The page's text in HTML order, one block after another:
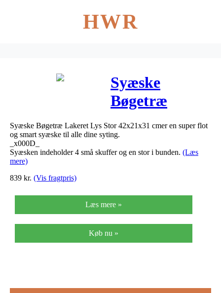
HWR
Syæske
Bøgetræ
Lakeret Lys
Stor 42x21x31
cm
Syæske Bøgetræ Lakeret Lys Stor 42x21x31 cmer en super flot
og smart syæske til alle dine syting.
_x000D_
Syæsken indeholder 4 små skuffer og en stor i bunden. (Læs
mere)
839 kr. (Vis fragtpris)
Læs mere »
Køb nu »